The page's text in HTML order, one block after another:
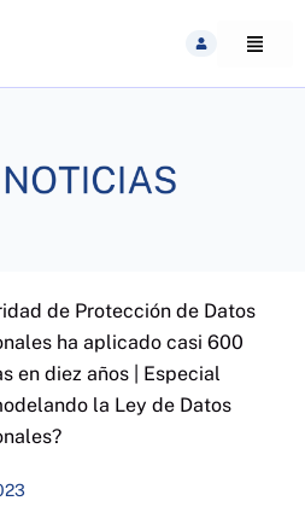
de Protección de Datos
ha aplicado casi 600
en diez años | Especial
la Ley de Datos